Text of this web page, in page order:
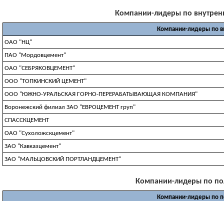
Компании-лидеры по
Компании-лидеры по
ОАО "НЦ"
ПАО "Мордовцемент"
ОАО "СЕБРЯКОВЦЕМЕНТ"
ООО "ТОПКИНСКИЙ ЦЕМЕНТ"
ООО "ЮЖНО-УРАЛЬСКАЯ ГОРНО-ПЕРЕРАБАТЫВАЮЩАЯ КОМПАНИЯ"
Воронежский филиал ЗАО "ЕВРОЦЕМЕНТ груп"
СПАССКЦЕМЕНТ
ОАО "Сухоложскцемент"
ЗАО "Кавказцемент"
ЗАО "МАЛЬЦОВСКИЙ ПОРТЛАНДЦЕМЕНТ"
Компании-лидеры по
Компании-лидеры по